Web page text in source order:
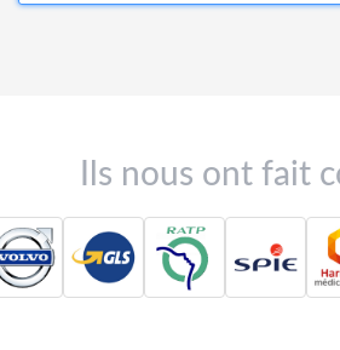
Ils nous ont fait